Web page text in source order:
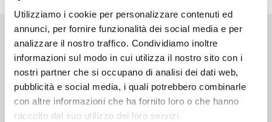
Utilizziamo i cookie per personalizzare contenuti ed
annunci, per fornire funzionalità dei social media e per
analizzare il nostro traffico. Condividiamo inoltre
informazioni sul modo in cui utilizza il nostro sito con i
nostri partner che si occupano di analisi dei dati web,
pubblicità e social media, i quali potrebbero combinarle
con altre informazioni che ha fornito loro o che hanno
raccolto dal suo utilizzo dei loro servizi.
Altri volumi della serie